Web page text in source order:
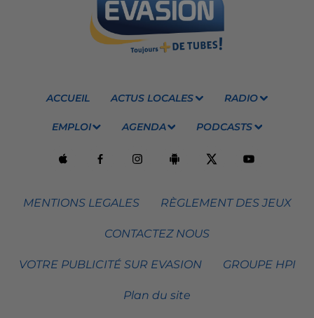
ACCUEIL ACTUS LOCALES RADIO
EMPLOI AGENDA PODCASTS
MENTIONS LEGALES RÈGLEMENT DES JEUX
CONTACTEZ NOUS
VOTRE PUBLICITÉ SUR EVASION GROUPE HPI
Plan du site